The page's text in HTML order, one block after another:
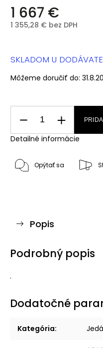
1 667 €
1 355,28 € bez DPH
SKLADOM U
Môžeme doručiť do:
Detailné informácie
Opýtať sa
Popis
Podrobný popis
.
Dodatočné
Kategória: